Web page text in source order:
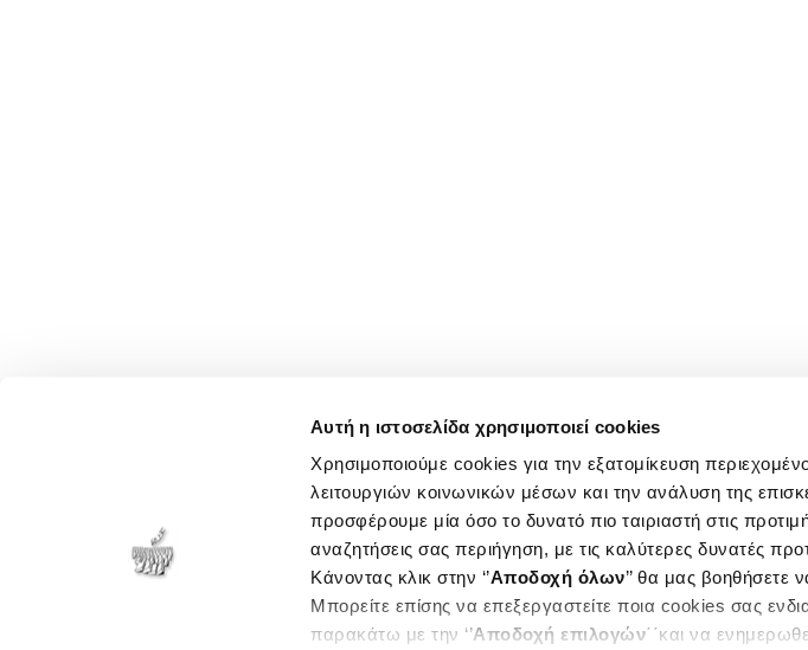
Αυτή η ιστοσελίδα χρησιμοποιεί cookies
Χρησιμοποιούμε cookies για την εξατομίκευση
λειτουργιών κοινωνικών μέσων και την ανάλυση της
προσφέρουμε μία όσο το δυνατό πιο ταιριαστή στις
αναζητήσεις σας περιήγηση, με τις καλύτερες δυνατές
Κάνοντας κλικ στην ‘’Αποδοχή όλων’’ θα μας
Μπορείτε επίσης να επεξεργαστείτε ποια cookies σας
παρακάτω με την ‘’Αποδοχή επιλογών΄΄και να